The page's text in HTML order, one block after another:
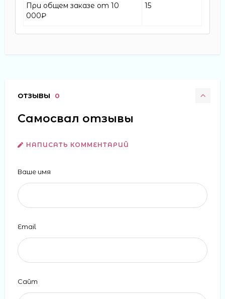
При общем заказе от 10
000₽
15
ОТЗЫВЫ 0
Самосвал отзывы
НАПИСАТЬ КОММЕНТАРИЙ
Ваше имя
Email
Сайт